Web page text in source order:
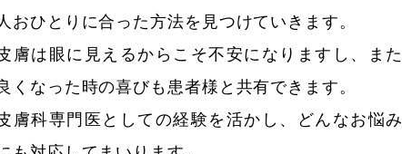
おひとりに合った方法を見つけていきます。
膚は眼に見えるからこそ不安になりますし、また
くなった時の喜びも患者様と共有できます。
膚科専門医としての経験を活かし、どんなお悩み